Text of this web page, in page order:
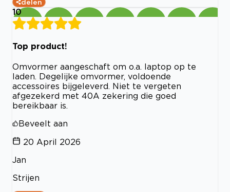
delen
10
Top product!
Omvormer aangeschaft om o.a. laptop op te
laden. Degelijke omvormer, voldoende
accessoires bijgeleverd. Niet te vergeten
afgezekerd met 40A zekering die goed
bereikbaar is.
Beveelt aan
20 April 2026
Jan
Strijen